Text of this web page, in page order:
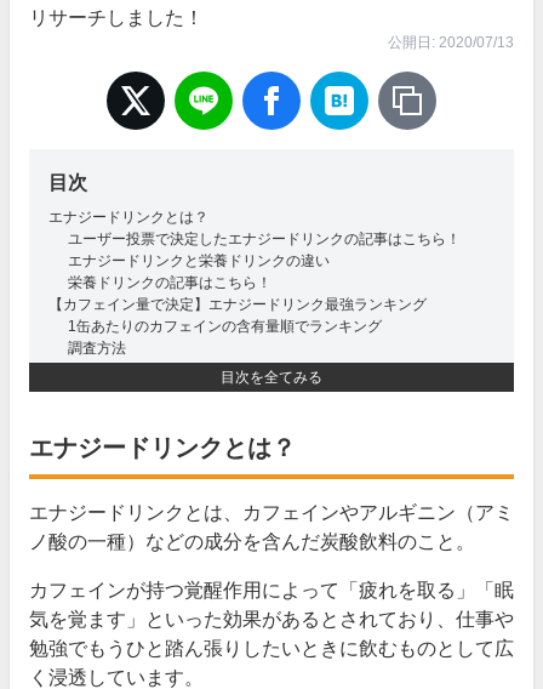
リサーチしました！
公開日: 2020/07/13
目次
エナジードリンクとは？
ユーザー投票で決定したエナジードリンクの記事はこちら！
エナジードリンクと栄養ドリンクの違い
栄養ドリンクの記事はこちら！
【カフェイン量で決定】エナジードリンク最強ランキング
1缶あたりのカフェインの含有量順でランキング
調査方法
1位から3位をPB系のエナジードリンクが独占
エナドリ2大巨塔のカフェイン量は意外に少ない！
2位｜トップバリュ エナジーハンター【195mg】
3位｜BLACKOUT DDT【165mg】
4位｜matsukiyo EXSTRONGエナジードリンク【162.5mg】
同率5位｜西友 みなさまのお墨付き エナジードリンク【160mg】
同率5位｜KiiVA ENERGY DRINK【160ｍg】
7位｜アサヒ モンスターエナジー【142mg】
9位｜サンガリア ミラクルエナジーV【112.5mg】
10位｜ファイテン エクストリーム エナジードライ【100mg】
11位以下はこちら
【お得】コスパの良いエナジードリンクランキング
最安の「サンガリア ミラクルエナジーV」が1位！
目次を全てみる
エナジードリンクとは？
エナジードリンクとは、カフェインやアルギニン（アミ
ノ酸の一種）などの成分を含んだ炭酸飲料のこと。
カフェインが持つ覚醒作用によって「疲れを取る」「眠
気を覚ます」といった効果があるとされており、仕事や
勉強でもうひと踏ん張りしたいときに飲むものとして広
く浸透しています。